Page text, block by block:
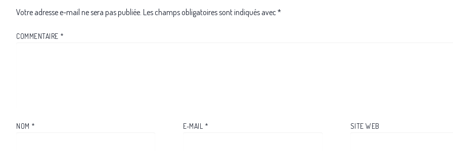
Votre adresse e-mail ne sera pas publiée. Les champs obligatoires sont indiqués avec*
COMMENTAIRE *
NOM * E-MAIL * SITE WEB